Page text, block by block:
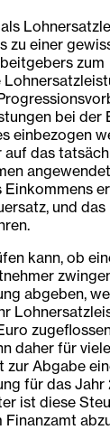
zu einer
zum
bei der
einbezogen
auf das
und das
kann, ob
abgeben,
daher für
zur Abgabe
für das
ist diese
Finanzamt